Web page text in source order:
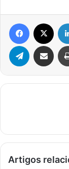
Facebook
Telegram Compartilhar via e-mail
Artigos